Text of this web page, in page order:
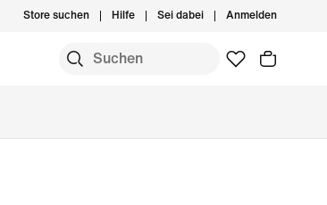
Store suchen Hilfe Sei dabei Anmelden